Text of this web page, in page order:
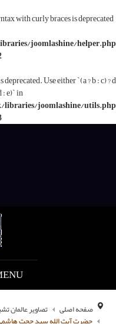
string offset access syntax with
jsntplframework/libraries/
`a ? b : c ? d : e` is
jsntplframework/
عالمان تشیع و،ه،ی هاشمی